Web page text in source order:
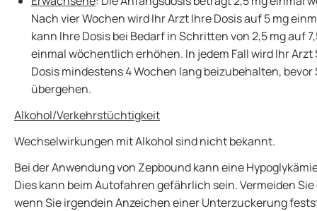
Nach vier Wochen wird Ihr Arzt Ihre Dosis auf 5 mg
kann Ihre Dosis bei Bedarf in Schritten von 2,5 mg auf
einmal wöchentlich erhöhen. In jedem Fall wird Ihr
Dosis mindestens 4 Wochen lang beizubehalten,
übergehen.
Alkohol/Verkehrstüchtigkeit
Wechselwirkungen mit Alkohol sind nicht bekannt.
Bei der Anwendung von Zepbound kann eine
Dies kann beim Autofahren gefährlich sein. Vermeiden
wenn Sie irgendein Anzeichen einer Unterzuckerung